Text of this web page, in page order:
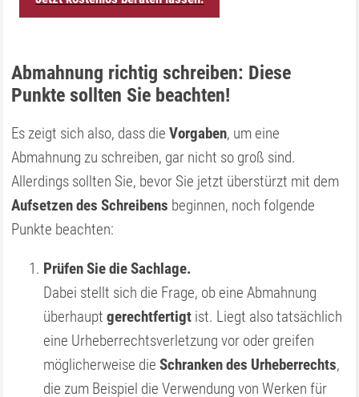
Abmahnung richtig schreiben: Diese
Punkte sollten Sie beachten!
Es zeigt sich also, dass dieVorgaben, um eine
Abmahnung zu schreiben, gar nicht so groß sind.
Allerdings sollten Sie, bevor Sie jetzt überstürzt mit dem
Aufsetzen des Schreibens beginnen, noch folgende
Punkte beachten:
Prüfen Sie die Sachlage.
Dabei stellt sich die Frage, ob eine Abmahnung
überhauptgerechtfertigt ist. Liegt also tatsächlich
eine Urheberrechtsverletzung vor oder greifen
möglicherweise dieSchranken des Urheberrechts,
die zum Beispiel die Verwendung von Werken für